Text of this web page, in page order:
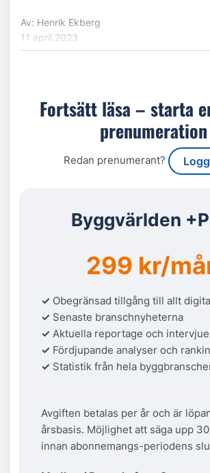
Av: Henrik Ekberg
11 april 2023
Fortsätt läsa – starta
prenumeration
Redan prenumerant?
Byggvärlden
299 kr/
✓ Obegränsad tillgång till allt
✓ Senaste branschnyheterna
✓ Aktuella reportage och
✓ Fördjupande analyser och
✓ Statistik från hela
Avgiften betalas per år och är
årsbasis. Möjlighet att säga upp
innan abonnemangs-periodens